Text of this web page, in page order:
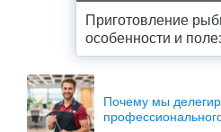
Приготовление
особенности и
Почему мы